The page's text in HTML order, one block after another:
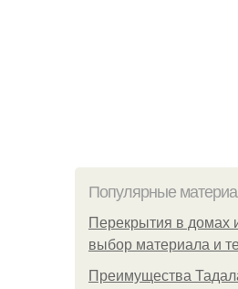
Популярные
Перекрытия в домах
выбор материала и
Преимущества